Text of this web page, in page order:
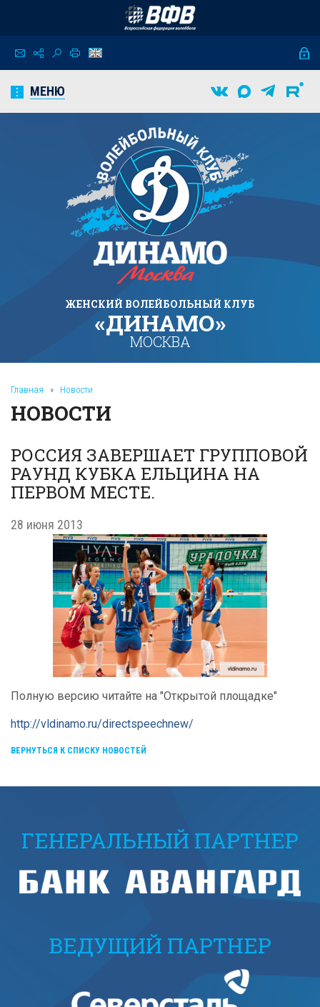
МЕНЮ
ЖЕНСКИЙ ВОЛЕЙБОЛЬНЫЙ КЛУБ
«ДИНАМО»
МОСКВА
Главная » Новости
НОВОСТИ
РОССИЯ ЗАВЕРШАЕТ ГРУППОВОЙ
РАУНД КУБКА ЕЛЬЦИНА НА
ПЕРВОМ МЕСТЕ.
28 июня 2013
Полную версию читайте на "Открытой площадке"
http://vldinamo.ru/directspeechnew/
ВЕРНУТЬСЯ К СПИСКУ НОВОСТЕЙ
ГЕНЕРАЛЬНЫЙ ПАРТНЕР
ВЕДУЩИЙ ПАРТНЕР